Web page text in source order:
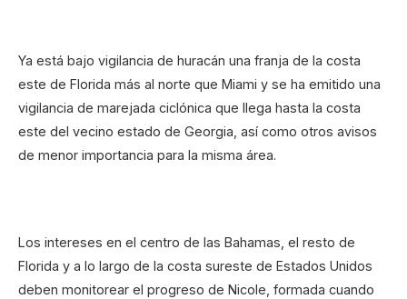
Ya está bajo vigilancia de huracán una franja de la costa
este de Florida más al norte que Miami y se ha emitido una
vigilancia de marejada ciclónica que llega hasta la costa
este del vecino estado de Georgia, así como otros avisos
de menor importancia para la misma área.
Los intereses en el centro de las Bahamas, el resto de
Florida y a lo largo de la costa sureste de Estados Unidos
deben monitorear el progreso de Nicole, formada cuando